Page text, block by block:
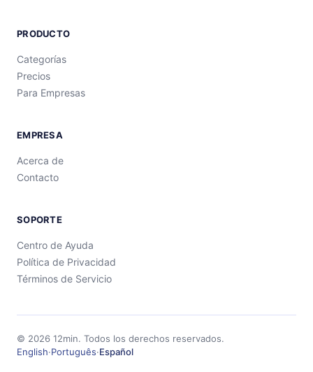
PRODUCTO
Categorías
Precios
Para Empresas
EMPRESA
Acerca de
Contacto
SOPORTE
Centro de Ayuda
Política de Privacidad
Términos de Servicio
© 2026 12min. Todos los derechos reservados.
English·Português·Español